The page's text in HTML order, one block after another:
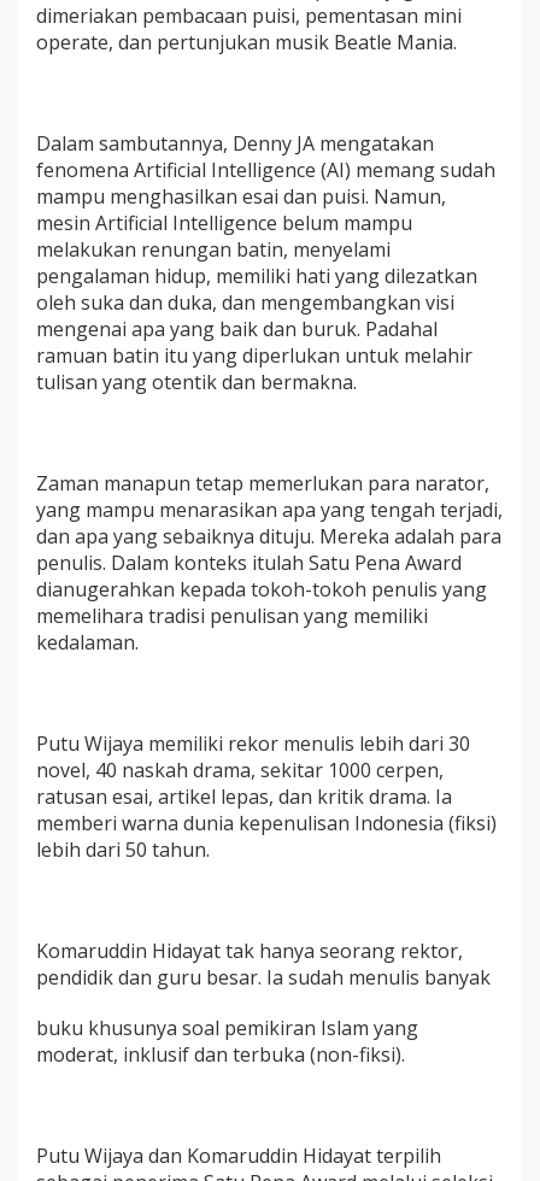
dimeriakan pembacaan puisi, pementasan mini
operate, dan pertunjukan musik Beatle Mania.
Dalam sambutannya, Denny JA mengatakan
fenomena Artificial Intelligence (AI) memang sudah
mampu menghasilkan esai dan puisi. Namun,
mesin Artificial Intelligence belum mampu
melakukan renungan batin, menyelami
pengalaman hidup, memiliki hati yang dilezatkan
oleh suka dan duka, dan mengembangkan visi
mengenai apa yang baik dan buruk. Padahal
ramuan batin itu yang diperlukan untuk melahir
tulisan yang otentik dan bermakna.
Zaman manapun tetap memerlukan para narator,
yang mampu menarasikan apa yang tengah terjadi,
dan apa yang sebaiknya dituju. Mereka adalah para
penulis. Dalam konteks itulah Satu Pena Award
dianugerahkan kepada tokoh-tokoh penulis yang
memelihara tradisi penulisan yang memiliki
kedalaman.
Putu Wijaya memiliki rekor menulis lebih dari 30
novel, 40 naskah drama, sekitar 1000 cerpen,
ratusan esai, artikel lepas, dan kritik drama. Ia
memberi warna dunia kepenulisan Indonesia (fiksi)
lebih dari 50 tahun.
Komaruddin Hidayat tak hanya seorang rektor,
pendidik dan guru besar. Ia sudah menulis banyak
buku khusunya soal pemikiran Islam yang
moderat, inklusif dan terbuka (non-fiksi).
Putu Wijaya dan Komaruddin Hidayat terpilih